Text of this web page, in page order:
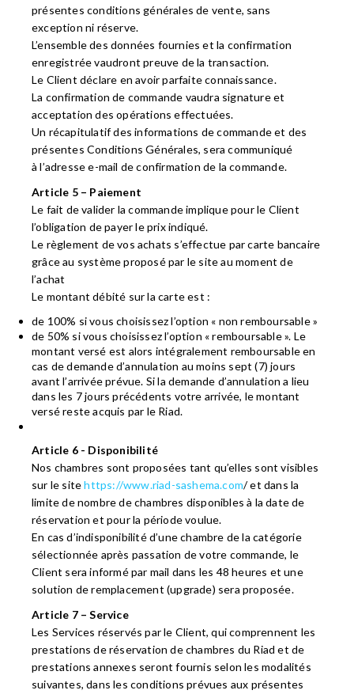
présentes conditions générales de vente, sans
exception ni réserve.
L’ensemble des données fournies et la confirmation
enregistrée vaudront preuve de la transaction.
Le Client déclare en avoir parfaite connaissance.
La confirmation de commande vaudra signature et
acceptation des opérations effectuées.
Un récapitulatif des informations de commande et des
présentes Conditions Générales, sera communiqué
à l’adresse e-mail de confirmation de la commande.
Article 5 – Paiement
Le fait de valider la commande implique pour le Client
l’obligation de payer le prix indiqué.
Le règlement de vos achats s’effectue par carte bancaire
grâce au système proposé par le site au moment de
l’achat
Le montant débité sur la carte est :
de 100% si vous choisissez l’option « non remboursable »
de 50% si vous choisissez l’option « remboursable ». Le
montant versé est alors intégralement remboursable en
cas de demande d’annulation au moins sept (7) jours
avant l’arrivée prévue. Si la demande d’annulation a lieu
dans les 7 jours précédents votre arrivée, le montant
versé reste acquis par le Riad.
Article 6 - Disponibilité
Nos chambres sont proposées tant qu’elles sont visibles
sur le sitehttps://www.riad-sashema.com/ et dans la
limite de nombre de chambres disponibles à la date de
réservation et pour la période voulue.
En cas d’indisponibilité d’une chambre de la catégorie
sélectionnée après passation de votre commande, le
Client sera informé par mail dans les 48 heures et une
solution de remplacement (upgrade) sera proposée.
Article 7 – Service
Les Services réservés par le Client, qui comprennent les
prestations de réservation de chambres du Riad et de
prestations annexes seront fournis selon les modalités
suivantes, dans les conditions prévues aux présentes